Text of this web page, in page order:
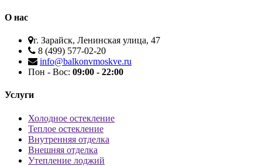
О нас
г. Зарайск, Ленинская улица, 47
8 (499) 577-02-20
info@balkonvmoskve.ru
Пон - Вос: 09:00 - 22:00
Услуги
Холодное остекление
Теплое остекление
Внутренняя отделка
Внешняя отделка
Утепление лоджий